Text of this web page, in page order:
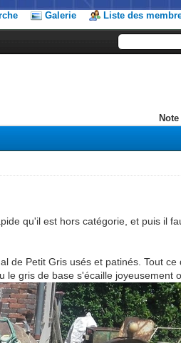
Galerie Liste des
qu'il est hors catégorie, et puis il
de Petit Gris usés et patinés. Tout ce
gris de base s'écaille joyeusement